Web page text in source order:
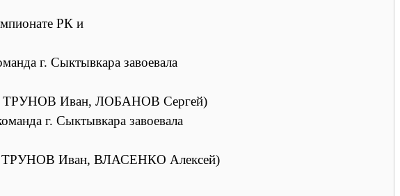
РК и
г. Сыктывкара завоевала
ТРУНОВ Иван, ЛОБАНОВ Сергей)
г. Сыктывкара завоевала
Иван, ВЛАСЕНКО Алексей)